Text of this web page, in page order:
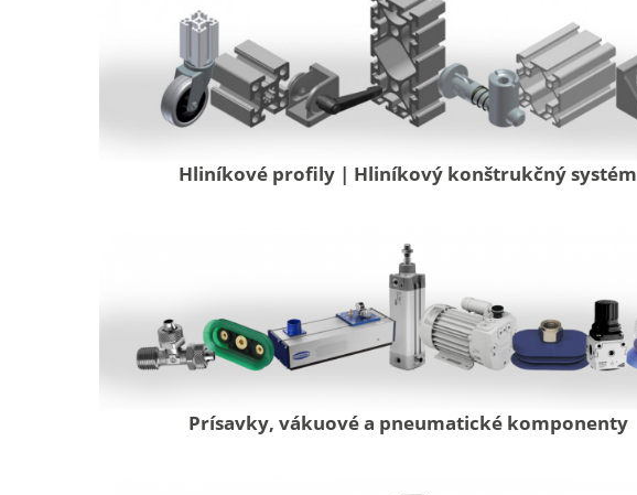
Hliníkové profily | Hliníkový konštrukčný systém
Prísavky, vákuové a pneumatické komponenty